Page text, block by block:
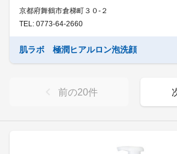
京都府舞鶴市倉梯町３０-２
TEL: 0773-64-2660
肌ラボ 極潤ヒアルロン泡洗顔
前の20件